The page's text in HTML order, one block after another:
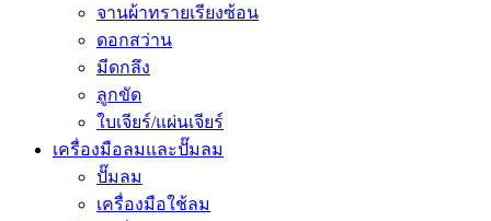
จานผ้าทรายเรียงซ้อน
ดอกสว่าน
มีดกลึง
ลูกขัด
ใบเจียร์/แผ่นเจียร์
เครื่องมือลมและปั๊มลม
ปั๊มลม
เครื่องมือใช้ลม